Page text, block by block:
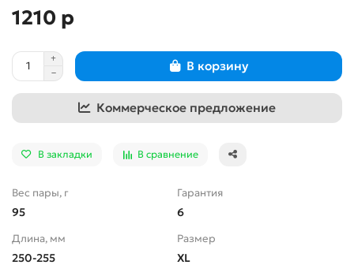
1210 р
В корзину
Коммерческое предложение
В закладки В сравнение
Вес пары, г
95
Гарантия
6
Длина, мм
250-255
Размер
XL